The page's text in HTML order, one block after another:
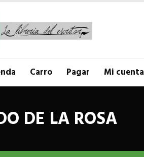
Carro Pagar Mi cuenta
DE LA ROSA